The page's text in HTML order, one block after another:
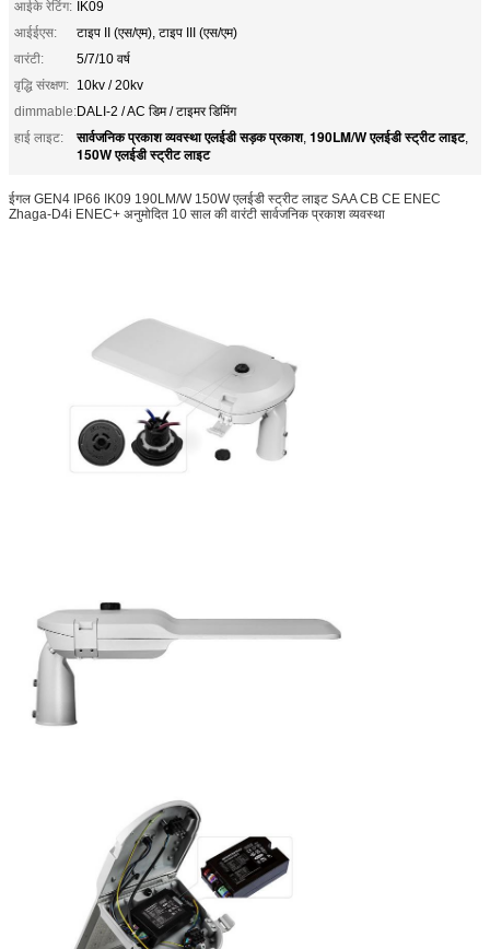
आईके रेटिंग: IK09
आईईएस:
टाइप II (एस/एम), टाइप III (एस/एम)
वारंटी:
5/7/10 वर्ष
वृद्धि संरक्षण: 10kv / 20kv
dimmable:DALI-2 / AC डिम / टाइमर डिमिंग
हाई लाइट:
सार्वजनिक प्रकाश व्यवस्था एलईडी सड़क प्रकाश, 190LM/W एलईडी स्ट्रीट लाइट,
150W एलईडी स्ट्रीट लाइट
ईगल GEN4 IP66 IK09 190LM/W 150W एलईडी स्ट्रीट लाइट SAA CB CE ENEC
Zhaga-D4i ENEC+ अनुमोदित 10 साल की वारंटी सार्वजनिक प्रकाश व्यवस्था